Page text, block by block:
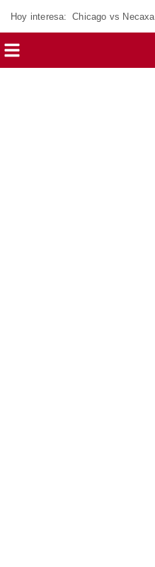
Hoy interesa: Chicago vs Necaxa